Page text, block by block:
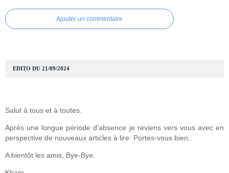
Ajouter un commentaire
EDITO DU 21/09/2024
Salut à tous et à toutes.
Après une longue période d'absence je reviens vers vous avec en
perspective de nouveaux articles à lire. Portes-vous bien.
A bientôt les amis, Bye-Bye.